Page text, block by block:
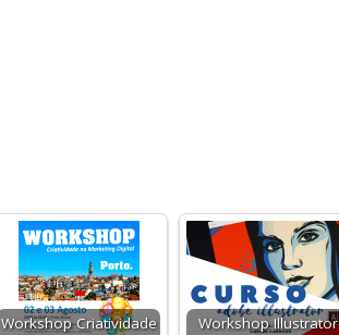
Workshop Criatividade
Workshop Illustrator